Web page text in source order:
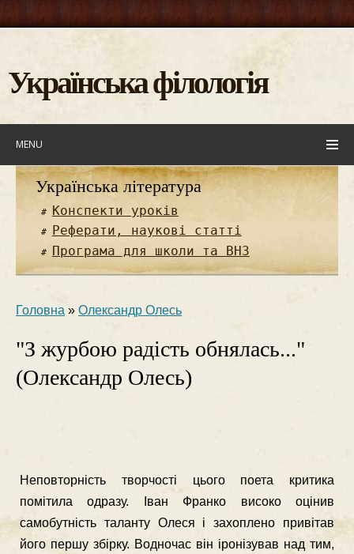
Українська філологія
MENU
Українська література
Конспекти уроків
Реферати, наукові статті
Програма для школи та ВНЗ
Головна » Олександр Олесь
"З журбою радість обнялась..."
(Олександр Олесь)
Неповторність творчості цього поета критика
помітила одразу. Іван Франко високо оцінив
самобутність таланту Олеся і захоплено привітав
його першу збірку. Водночас він іронізував над тим,